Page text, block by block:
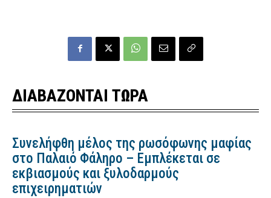
ΔΙΑΒΑΖΟΝΤΑΙ ΤΩΡΑ
Συνελήφθη μέλος της ρωσόφωνης μαφίας
στο Παλαιό Φάληρο – Εμπλέκεται σε
εκβιασμούς και ξυλοδαρμούς
επιχειρηματιών